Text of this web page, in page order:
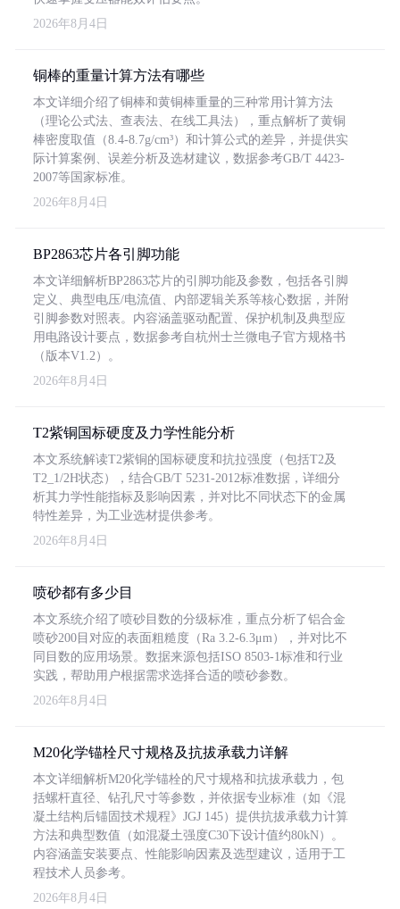
2026年8月4日
铜棒的重量计算方法有哪些
本文详细介绍了铜棒和黄铜棒重量的三种常用计算方法
（理论公式法、查表法、在线工具法），重点解析了黄铜
棒密度取值（8.4-8.7g/cm³）和计算公式的差异，并提供实
际计算案例、误差分析及选材建议，数据参考GB/T 4423-
2007等国家标准。
2026年8月4日
BP2863芯片各引脚功能
本文详细解析BP2863芯片的引脚功能及参数，包括各引脚
定义、典型电压/电流值、内部逻辑关系等核心数据，并附
引脚参数对照表。内容涵盖驱动配置、保护机制及典型应
用电路设计要点，数据参考自杭州士兰微电子官方规格书
（版本V1.2）。
2026年8月4日
T2紫铜国标硬度及力学性能分析
本文系统解读T2紫铜的国标硬度和抗拉强度（包括T2及
T2_1/2H状态），结合GB/T 5231-2012标准数据，详细分
析其力学性能指标及影响因素，并对比不同状态下的金属
特性差异，为工业选材提供参考。
2026年8月4日
喷砂都有多少目
本文系统介绍了喷砂目数的分级标准，重点分析了铝合金
喷砂200目对应的表面粗糙度（Ra 3.2-6.3μm），并对比不
同目数的应用场景。数据来源包括ISO 8503-1标准和行业
实践，帮助用户根据需求选择合适的喷砂参数。
2026年8月4日
M20化学锚栓尺寸规格及抗拔承载力详解
本文详细解析M20化学锚栓的尺寸规格和抗拔承载力，包
括螺杆直径、钻孔尺寸等参数，并依据专业标准（如《混
凝土结构后锚固技术规程》JGJ 145）提供抗拔承载力计算
方法和典型数值（如混凝土强度C30下设计值约80kN）。
内容涵盖安装要点、性能影响因素及选型建议，适用于工
程技术人员参考。
2026年8月4日